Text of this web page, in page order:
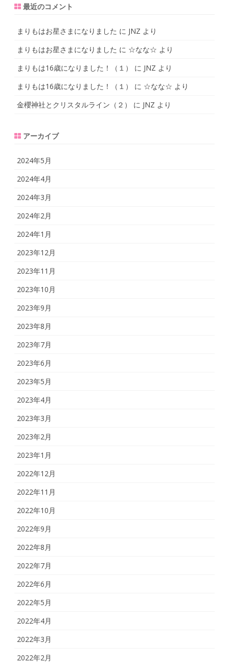
最近のコメント
まりもはお星さまになりました に JNZ より
まりもはお星さまになりました に ☆なな☆ より
まりもは16歳になりました！（１）
に JNZ より
まりもは16歳になりました！（１）
に ☆なな☆ より
金櫻神社とクリスタルライン（２）
に JNZ より
アーカイブ
2024年5月
2024年4月
2024年3月
2024年2月
2024年1月
2023年12月
2023年11月
2023年10月
2023年9月
2023年8月
2023年7月
2023年6月
2023年5月
2023年4月
2023年3月
2023年2月
2023年1月
2022年12月
2022年11月
2022年10月
2022年9月
2022年8月
2022年7月
2022年6月
2022年5月
2022年4月
2022年3月
2022年2月